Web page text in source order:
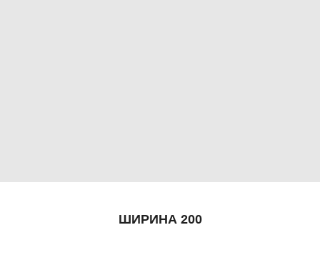
ШИРИНА 200